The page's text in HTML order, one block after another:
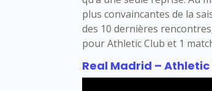
plus convaincantes de la
des 10 dernières
pour Athletic Club et 1
Real Madrid –